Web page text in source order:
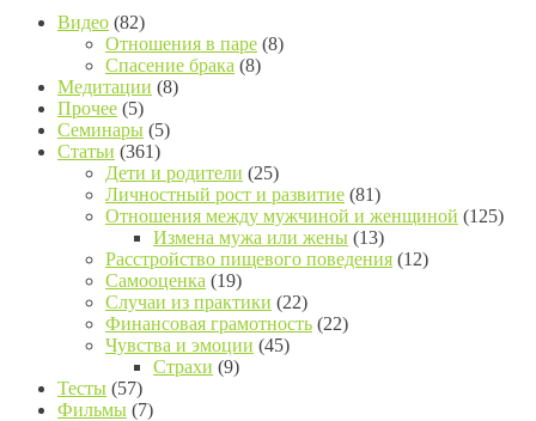
Видео (82)
Отношения в паре (8)
Спасение брака (8)
Медитации (8)
Прочее (5)
Семинары (5)
Статьи (361)
Дети и родители (25)
Личностный рост и развитие (81)
Отношения между мужчиной и женщиной (125)
Измена мужа или жены (13)
Расстройство пищевого поведения (12)
Самооценка (19)
Случаи из практики (22)
Финансовая грамотность (22)
Чувства и эмоции (45)
Страхи (9)
Тесты (57)
Фильмы (7)